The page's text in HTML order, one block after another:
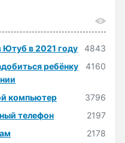
Ютуб в 2021 году
4843
ребёнку
4160
компьютер
3796
телефон
2197
2178